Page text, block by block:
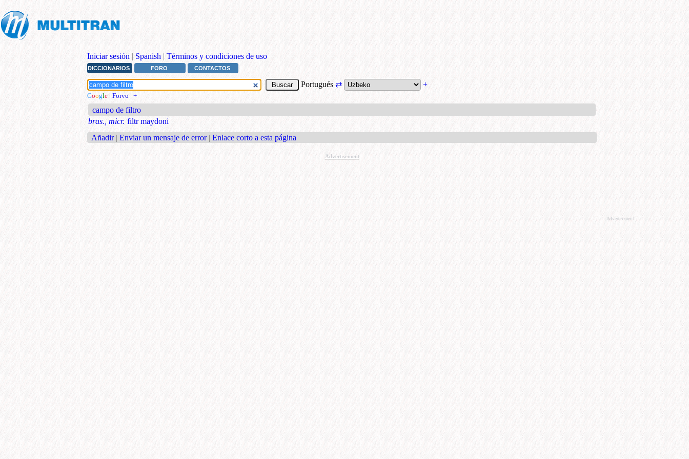
Iniciar sesión | Spanish | Términos y condiciones de uso
DICCIONARIOS FORO CONTACTOS
Portugués ⇄ +
Google | Forvo | +
campo de filtro
bras., micr. filtr maydoni
Añadir | Enviar un mensaje de error | Enlace corto a esta página
Advertisement
Advertisement